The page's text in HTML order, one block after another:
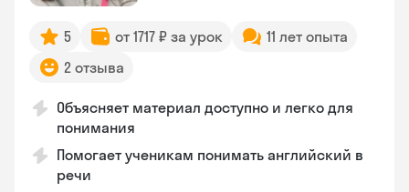
5 от 1717 ₽ за урок
11 лет опыта
2 отзыва
Объясняет материал доступно и легко для
понимания
Помогает ученикам понимать английский в
речи